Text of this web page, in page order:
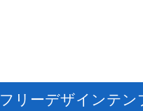
フリーデザインテン